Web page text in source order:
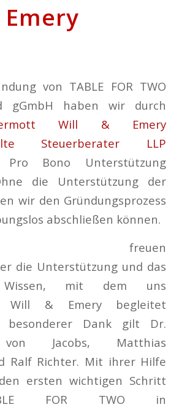
von TABLE FOR TWO
gGmbH haben wir durch
Will & Emery
Steuerberater LLP
Pro Bono Unterstützung
die Unterstützung der
wir den Gründungsprozess
abschließen können.
freuen
die Unterstützung und das
Wissen, mit dem uns
Will & Emery begleitet
besonderer Dank gilt Dr.
von Jacobs, Matthias
Ralf Richter. Mit ihrer Hilfe
ersten wichtigen Schritt
FOR TWO in